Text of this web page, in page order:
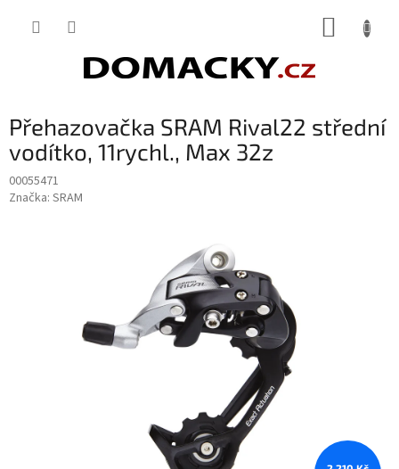
Přehazovačka SRAM Rival22 střední
vodítko, 11rychl., Max 32z
00055471
Značka: SRAM